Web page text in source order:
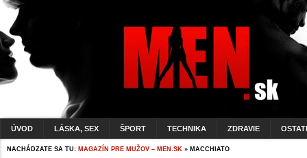
ÚVOD LÁSKA, SEX ŠPORT TECHNIKA ZDRAVIE
NACHÁDZATE SA TU: MAGAZÍN PRE MUŽOV – MEN.SK » MACCHIATO